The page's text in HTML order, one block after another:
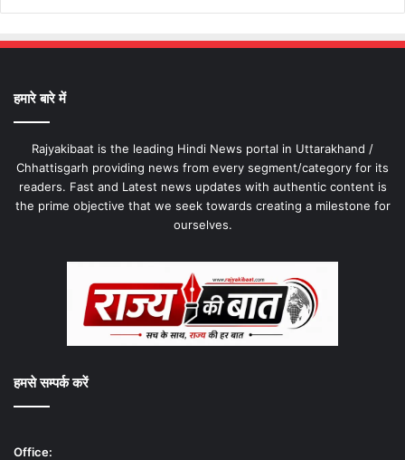
हमारे बारे में
Rajyakibaat is the leading Hindi News portal in Uttarakhand /
Chhattisgarh providing news from every segment/category for its
readers. Fast and Latest news updates with authentic content is
the prime objective that we seek towards creating a milestone for
ourselves.
हमसे सम्पर्क करें
Office: